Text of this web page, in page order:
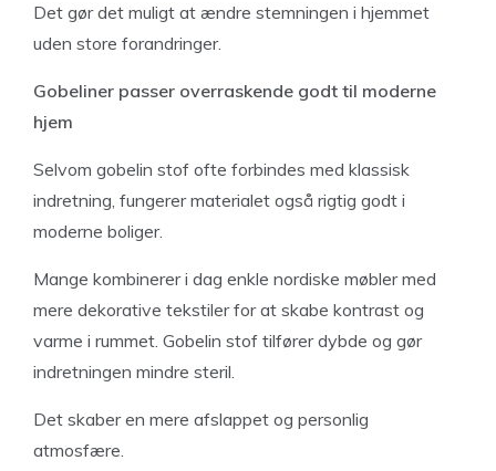
Det gør det muligt at ændre stemningen i hjemmet
uden store forandringer.
Gobeliner passer overraskende godt til moderne
hjem
Selvom gobelin stof ofte forbindes med klassisk
indretning, fungerer materialet også rigtig godt i
moderne boliger.
Mange kombinerer i dag enkle nordiske møbler med
mere dekorative tekstiler for at skabe kontrast og
varme i rummet. Gobelin stof tilfører dybde og gør
indretningen mindre steril.
Det skaber en mere afslappet og personlig
atmosfære.